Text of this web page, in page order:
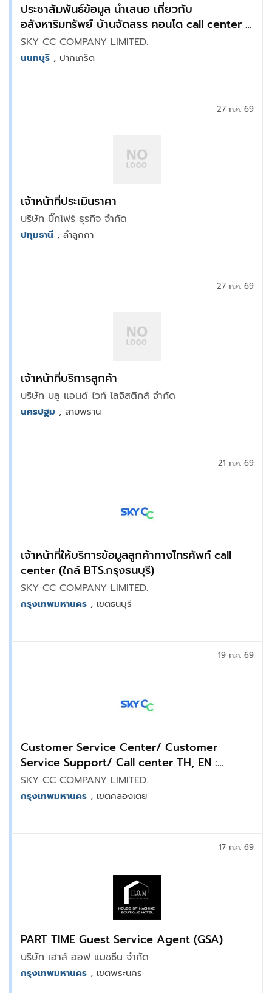
ประชาสัมพันธ์ข้อมูล นำเสนอ เกี่ยวกับ
อสังหาริมทรัพย์ บ้านจัดสรร คอนโด call center :
แจ้งวัฒนะ
SKY CC COMPANY LIMITED.
นนทบุรี , ปากเกร็ด
เจ้าหน้าที่ประเมินราคา
บริษัท บิ๊กโฟร์ ธุรกิจ จำกัด
27 ก.ค. 69
ปทุมธานี , ลำลูกกา
เจ้าหน้าที่บริการลูกค้า
บริษัท บลู แอนด์ ไวท์ โลจิสติกส์ จำกัด
27 ก.ค. 69
นครปฐม , สามพราน
เจ้าหน้าที่ให้บริการข้อมูลลูกค้าทางโทรศัพท์ call
center (ใกล้ BTS.กรุงธนบุรี)
SKY CC COMPANY LIMITED.
21 ก.ค. 69
กรุงเทพมหานคร , เขตธนบุรี
Customer Service Center/ Customer
Service Support/ Call center TH, EN :
คลองเตย
SKY CC COMPANY LIMITED.
19 ก.ค. 69
กรุงเทพมหานคร , เขตคลองเตย
PART TIME Guest Service Agent (GSA)
บริษัท เฮาส์ ออฟ แมชชีน จำกัด
17 ก.ค. 69
กรุงเทพมหานคร , เขตพระนคร